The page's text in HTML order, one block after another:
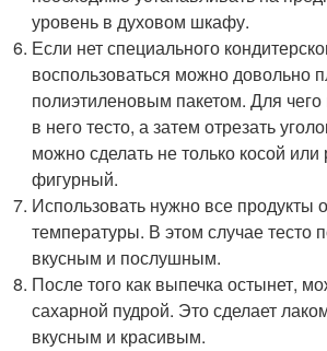
уровень в духовом шкафу.
Если нет специального
воспользоваться можно довольно
полиэтиленовым пакетом. Для
в него тесто, а затем отрезать
можно сделать не только косой
фигурный.
Использовать нужно все продукты
температуры. В этом случае тесто
вкусным и послушным.
После того как выпечка остынет,
сахарной пудрой. Это сделает
вкусным и красивым.